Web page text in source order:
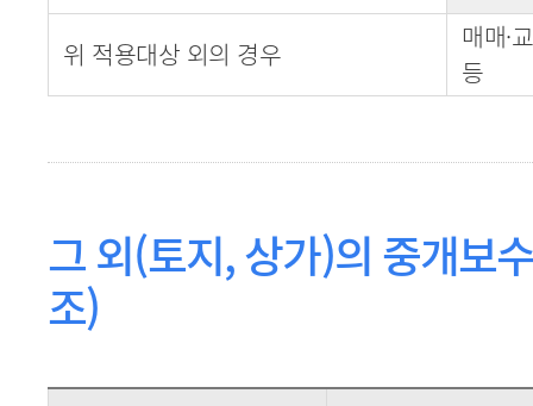
위 적용대상 외의 경우
매매·
등
그 외(토지, 상가)의 중개보
조)